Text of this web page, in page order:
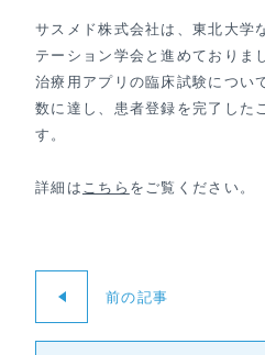
サスメド株式会社は、東北大学
テーション学会と進めておりま
治療用アプリの臨床試験につい
数に達し、患者登録を完了した
す。
詳細は こちら をご覧ください。
前の記事